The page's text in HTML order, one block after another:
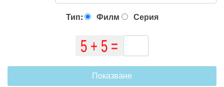
Тип: Филм Серия
Показване